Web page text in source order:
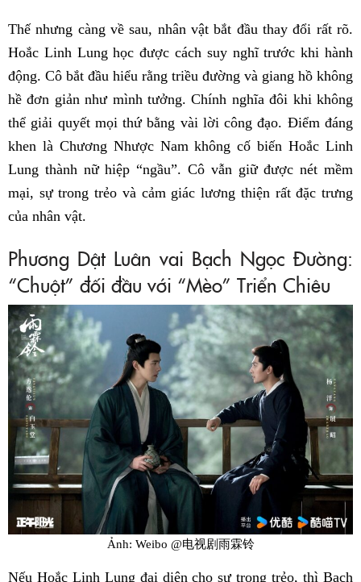
Thế nhưng càng về sau, nhân vật bắt đầu thay đổi rất rõ.
Hoắc Linh Lung học được cách suy nghĩ trước khi hành
động. Cô bắt đầu hiểu rằng triều đường và giang hồ không
hề đơn giản như mình tưởng. Chính nghĩa đôi khi không
thể giải quyết mọi thứ bằng vài lời công đạo. Điểm đáng
khen là Chương Nhược Nam không cố biến Hoắc Linh
Lung thành nữ hiệp “ngầu”. Cô vẫn giữ được nét mềm
mại, sự trong trẻo và cảm giác lương thiện rất đặc trưng
của nhân vật.
Phương Dật Luân vai Bạch Ngọc Đường:
“Chuột” đối đầu với “Mèo” Triển Chiêu
Ảnh: Weibo @电视剧雨霖铃
Nếu Hoắc Linh Lung đại diện cho sự trong trẻo, thì Bạch